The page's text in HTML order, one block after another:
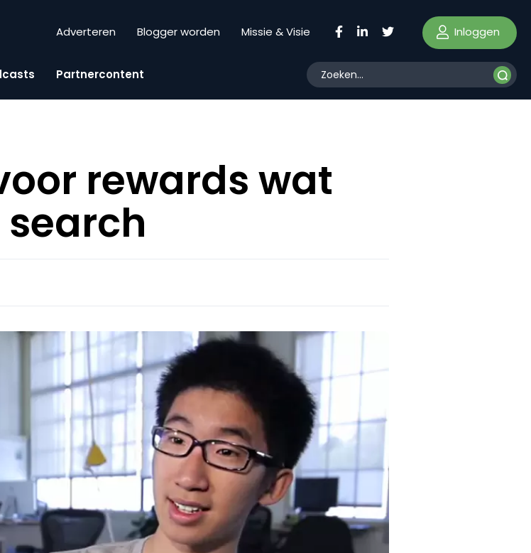
Adverteren Blogger worden Missie & Visie Inloggen
Partnercontent
rewards wat